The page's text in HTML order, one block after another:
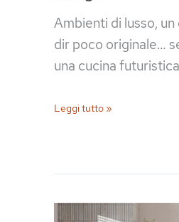
Ambienti di lusso,
dir poco originale…
una cucina
Cucine
del
Leggi tutto »